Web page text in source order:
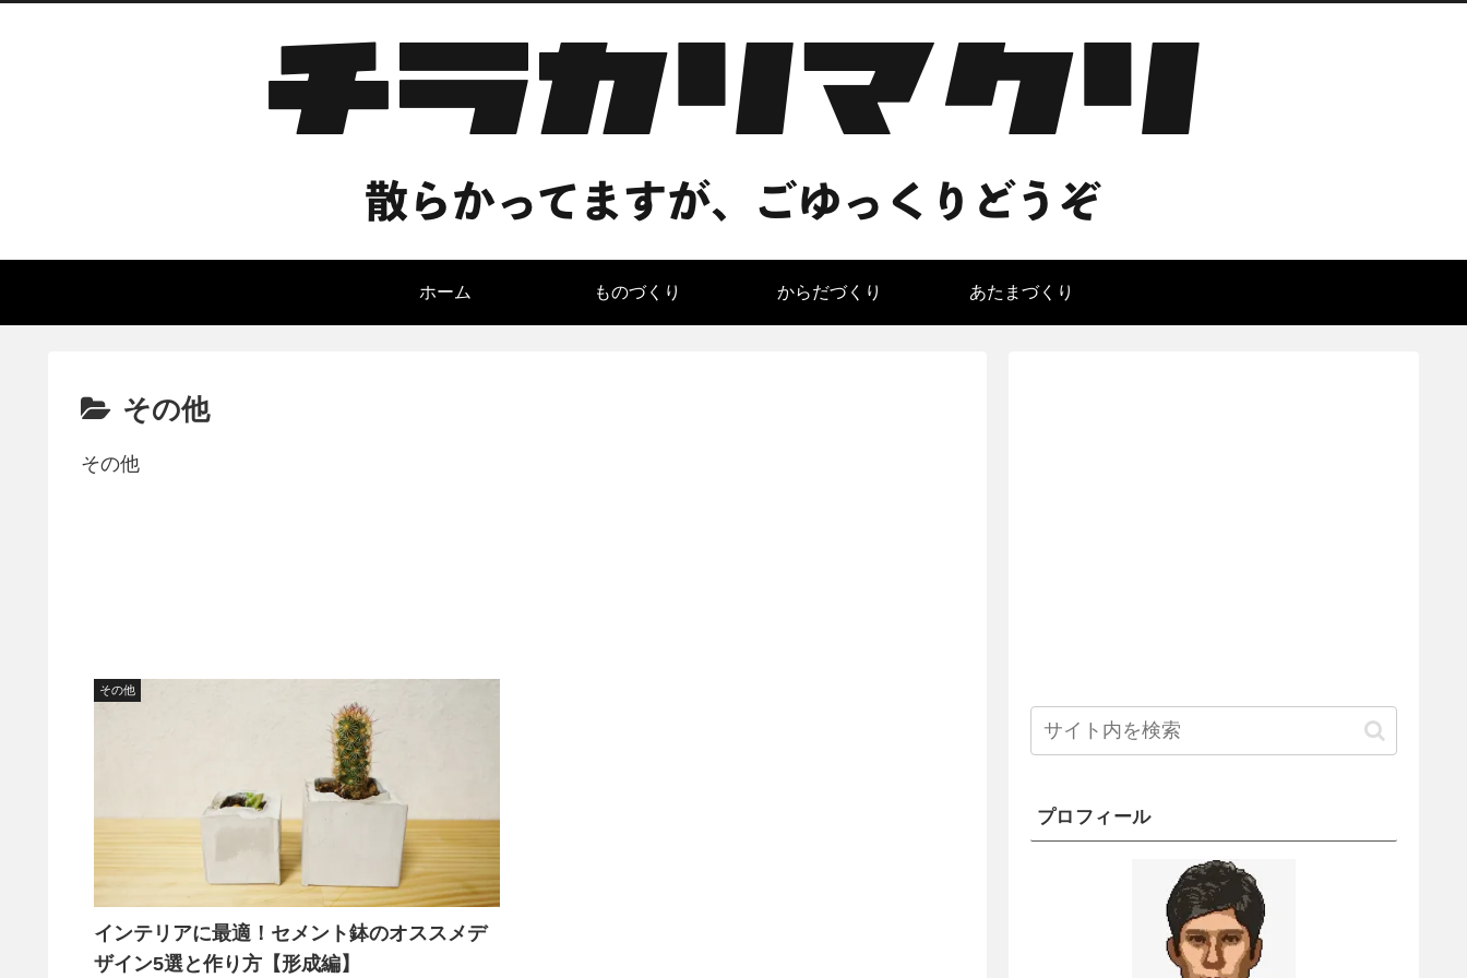
ホーム ものづくり からだづくり あたまづくり
その他
その他
その他
インテリアに最適！セメント鉢のオススメデ
ザイン5選と作り方【形成編】
プロフィール